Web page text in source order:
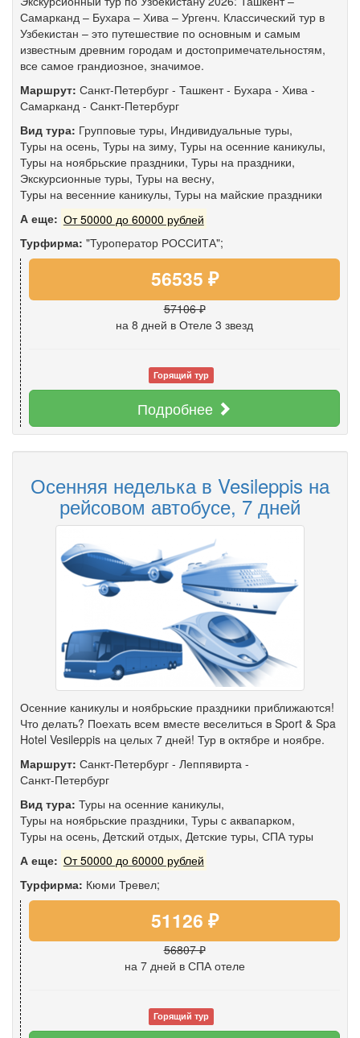
Самарканд – Бухара – Хива – Ургенч. Классический тур в
Узбекистан – это путешествие по основным и самым
известным древним городам и достопримечательностям,
все самое грандиозное, значимое.
Маршрут: Санкт-Петербург - Ташкент- Бухара - Хива -
Самарканд - Санкт-Петербург
Вид тура: Групповые туры, Индивидуальные туры,
Туры на осень, Туры на зиму, Туры на осенние каникулы,
Туры на ноябрьские праздники, Туры на праздники,
Экскурсионные туры, Туры на весну,
Туры на весенние каникулы, Туры на майские праздники
А еще: От 50000 до 60000 рублей
Турфирма: "Туроператор РОССИТА";
56535 ₽
57106 ₽
на 8 дней в Отеле 3 звезд
Горящий тур
Подробнее
Осенняя неделька в Vesileppis на
рейсовом автобусе, 7 дней
Осенние каникулы и ноябрьские праздники приближаются!
Что делать? Поехать всем вместе веселиться в Sport & Spa
Hotel Vesileppis на целых 7 дней! Тур в октябре и ноябре.
Маршрут: Санкт-Петербург - Леппявирта -
Санкт-Петербург
Вид тура: Туры на осенние каникулы,
Туры на ноябрьские праздники, Туры с аквапарком,
Туры на осень, Детский отдых, Детские туры, СПА туры
А еще: От 50000 до 60000 рублей
Турфирма: Кюми Тревел;
51126 ₽
56807 ₽
на 7 дней в СПА отеле
Горящий тур